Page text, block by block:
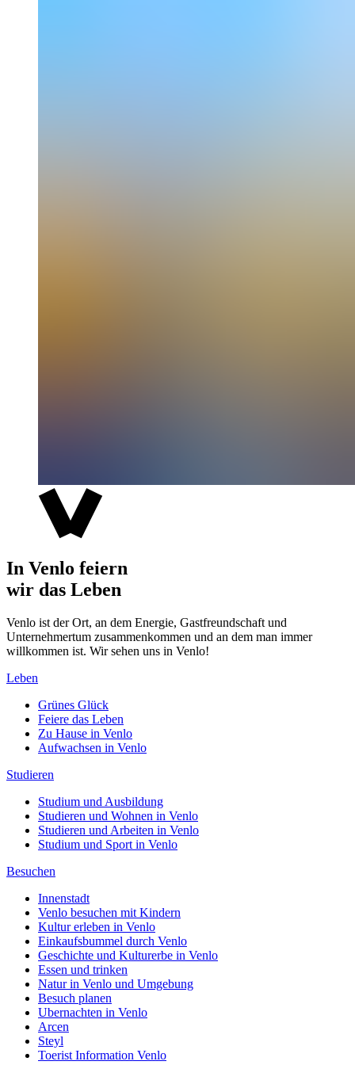
In Venlo feiern
wir das Leben
Venlo ist der Ort, an dem Energie, Gastfreundschaft und
Unternehmertum zusammenkommen und an dem man immer
willkommen ist. Wir sehen uns in Venlo!
Leben
Grünes Glück
Feiere das Leben
Zu Hause in Venlo
Aufwachsen in Venlo
Studieren
Studium und Ausbildung
Studieren und Wohnen in Venlo
Studieren und Arbeiten in Venlo
Studium und Sport in Venlo
Besuchen
Innenstadt
Venlo besuchen mit Kindern
Kultur erleben in Venlo
Einkaufsbummel durch Venlo
Geschichte und Kulturerbe in Venlo
Essen und trinken
Natur in Venlo und Umgebung
Besuch planen
Ubernachten in Venlo
Arcen
Steyl
Toerist Information Venlo